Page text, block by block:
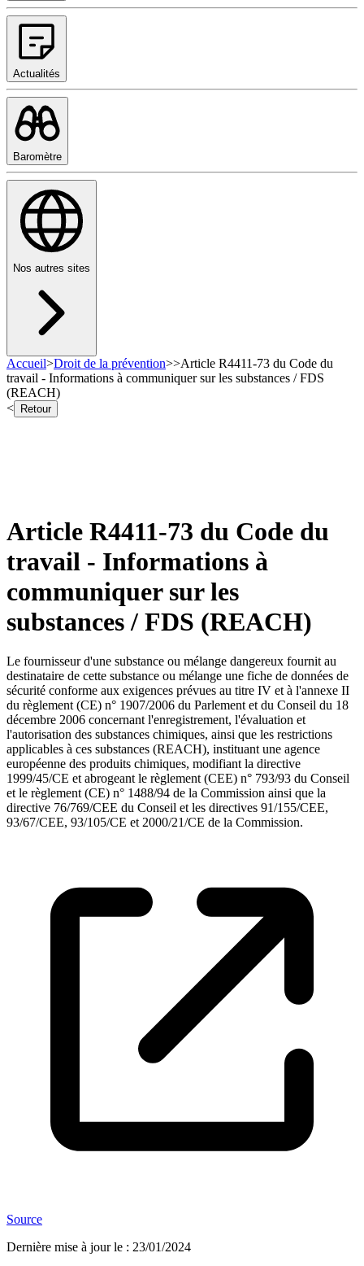
Actualités
Baromètre
Nos autres sites
Accueil>Droit de la prévention>>Article R4411-73 du Code du
travail - Informations à communiquer sur les substances / FDS
(REACH)
<
Retour
Article R4411-73 du Code du
travail - Informations à
communiquer sur les
substances / FDS (REACH)
Le fournisseur d'une substance ou mélange dangereux fournit au
destinataire de cette substance ou mélange une fiche de données de
sécurité conforme aux exigences prévues au titre IV et à l'annexe II
du règlement (CE) n° 1907/2006 du Parlement et du Conseil du 18
décembre 2006 concernant l'enregistrement, l'évaluation et
l'autorisation des substances chimiques, ainsi que les restrictions
applicables à ces substances (REACH), instituant une agence
européenne des produits chimiques, modifiant la directive
1999/45/CE et abrogeant le règlement (CEE) n° 793/93 du Conseil
et le règlement (CE) n° 1488/94 de la Commission ainsi que la
directive 76/769/CEE du Conseil et les directives 91/155/CEE,
93/67/CEE, 93/105/CE et 2000/21/CE de la Commission.
Source
Dernière mise à jour le : 23/01/2024